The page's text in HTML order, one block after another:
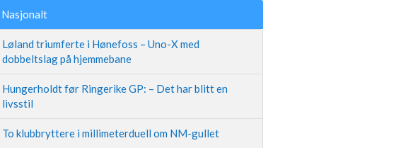
Nasjonalt
Løland triumferte i Hønefoss – Uno-X med
dobbeltslag på hjemmebane
Hungerholdt før Ringerike GP: – Det har blitt en
livsstil
To klubbryttere i millimeterduell om NM-gullet